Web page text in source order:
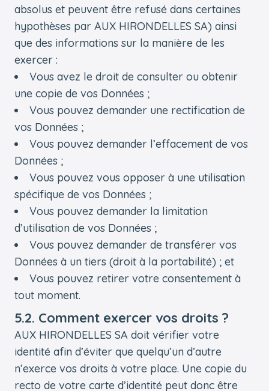
absolus et peuvent être refusé dans certaines
hypothèses par AUX HIRONDELLES SA) ainsi
que des informations sur la manière de les
exercer :
Vous avez le droit de consulter ou obtenir
une copie de vos Données ;
Vous pouvez demander une rectification de
vos Données ;
Vous pouvez demander l’effacement de vos
Données ;
Vous pouvez vous opposer à une utilisation
spécifique de vos Données ;
Vous pouvez demander la limitation
d’utilisation de vos Données ;
Vous pouvez demander de transférer vos
Données à un tiers (droit à la portabilité) ; et
Vous pouvez retirer votre consentement à
tout moment.
5.2. Comment exercer vos droits ?
AUX HIRONDELLES SA doit vérifier votre
identité afin d’éviter que quelqu’un d’autre
n’exerce vos droits à votre place. Une copie du
recto de votre carte d’identité peut donc être